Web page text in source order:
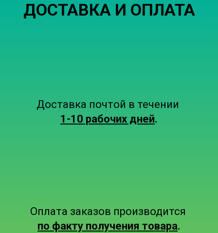
ДОСТАВКА И ОПЛАТА
Доставка почтой в течении
1-10 рабочих дней.
Оплата заказов производится
по факту получения товара.